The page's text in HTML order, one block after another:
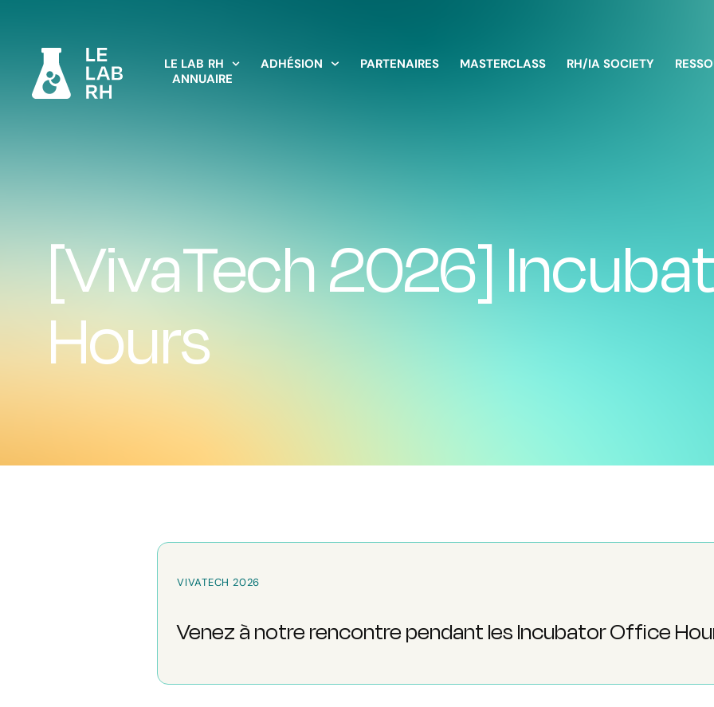
LE LAB RH ADHÉSION PARTENAIRES MASTERCLASS RH/IA SOCIETY
ANNUAIRE
[VivaTech 2026]
Hours
VIVATECH 2026
Venez à notre rencontre pendant les Incubator Office